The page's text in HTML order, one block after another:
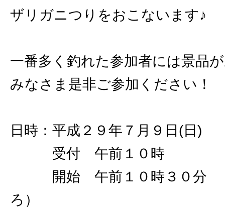
ザリガニつりをおこないます♪
一番多く釣れた参加者には景品
みなさま是非ご参加ください！
日時：平成２９年７月９日(日)
受付 午前１０時
開始 午前１０時３０分
ろ）